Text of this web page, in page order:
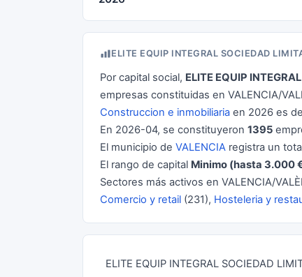
ELITE EQUIP INTEGRAL SOCIEDAD
Por capital social, ELITE EQUIP
empresas constituidas en VALENCIA/
Construccion e inmobiliaria en 2026 es
En 2026-04, se constituyeron 1395
El municipio de VALENCIA registra un
El rango de capital Minimo (hasta 3.000
Sectores más activos en VALENCIA/
Comercio y retail (231), Hosteleria y
ELITE EQUIP INTEGRAL SOCIEDAD